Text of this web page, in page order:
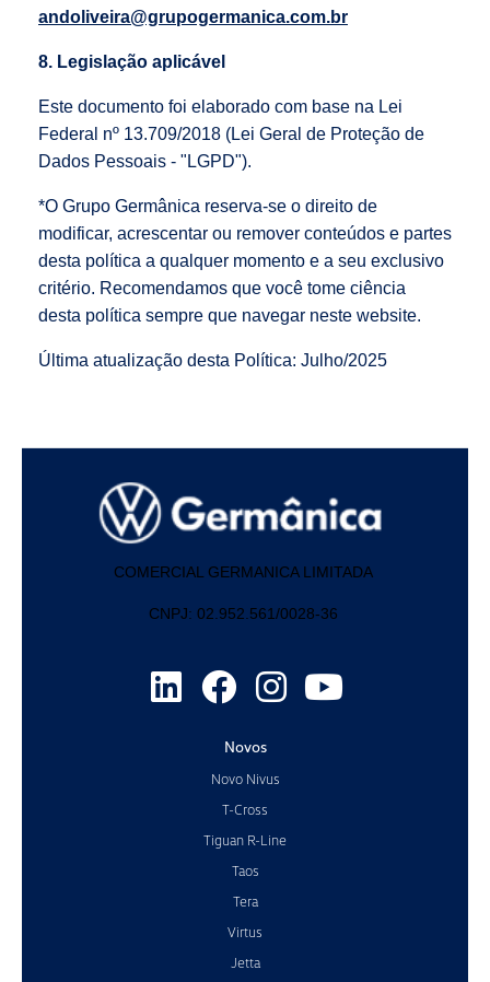
andoliveira@grupogermanica.com.br
8. Legislação aplicável
Este documento foi elaborado com base na Lei
Federal nº 13.709/2018 (Lei Geral de Proteção de
Dados Pessoais - "LGPD").
*O Grupo Germânica reserva-se o direito de
modificar, acrescentar ou remover conteúdos e partes
desta política a qualquer momento e a seu exclusivo
critério. Recomendamos que você tome ciência
desta política sempre que navegar neste website.
Última atualização desta Política: Julho/2025
COMERCIAL GERMANICA LIMITADA
CNPJ: 02.952.561/0028-36
Novos
Novo Nivus
T-Cross
Tiguan R-Line
Taos
Tera
Virtus
Jetta